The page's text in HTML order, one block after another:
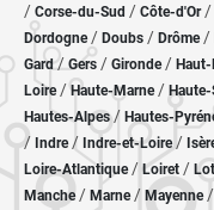
/ Corse-du-Sud / Côte-d'Or /
Dordogne/ Doubs / Drôme/
Gard/Gers / Gironde/
Loire/Haute-Marne/
Hautes-Alpes/ Hautes-
/ Indre/ Indre-et-Loire/
Loire-Atlantique/ Loiret / Lot
Manche/ Marne/ Mayenne/